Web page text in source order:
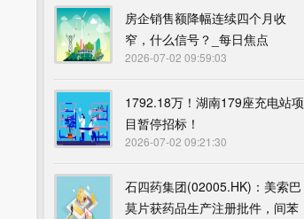
房企销售额降幅连续四个月收
窄，什么信号？_每日焦点
2026-07-02 09:59:03
1792.18万！湖南179座充电站项
目暂停招标！
2026-07-02 09:21:30
石四药集团(02005.HK)：美索巴
莫片获药品生产注册批件，间苯